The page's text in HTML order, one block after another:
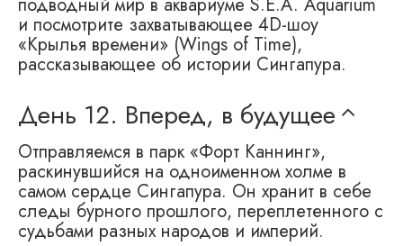
подводный мир в аквариуме S.E.A. Aquarium
и посмотрите захватывающее 4D-шоу
«Крылья времени» (Wings of Time),
рассказывающее об истории Сингапура.
День 12. Вперед, в будущее
Отправляемся в парк «Форт Каннинг»,
раскинувшийся на одноименном холме в
самом сердце Сингапура. Он хранит в себе
следы бурного прошлого, переплетенного с
судьбами разных народов и империй.